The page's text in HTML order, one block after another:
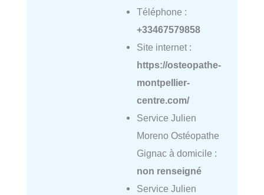
Téléphone :
+33467579858
Site internet :
https://osteopathe-
montpellier-
centre.com/
Service Julien
Moreno Ostéopathe
Gignac à domicile :
non renseigné
Service Julien